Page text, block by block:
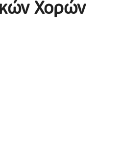
Χορών